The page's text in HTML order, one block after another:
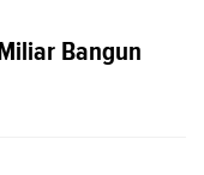
Bangun